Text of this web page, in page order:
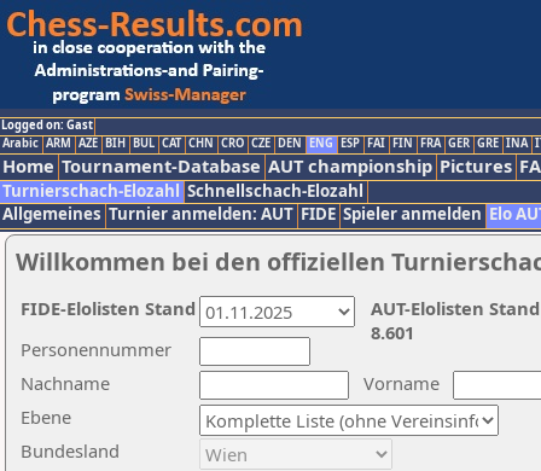
Logged on: Gast
Arabic ARM AZE BIH BUL CAT CHN CRO CZE DEN ENG ESP FAI FIN FRA GER GRE INA
Home Tournament-Database AUT championship Pictures
Turnierschach-Elozahl Schnellschach-Elozahl
Allgemeines Turnier anmelden: AUT FIDE Spieler anmelden Elo
Willkommen bei den offiziellen
Nachname
Vorname
Ebene
Personennummer
Bundesland
AUT-Elolisten
8.601
FIDE-Elolisten Stand